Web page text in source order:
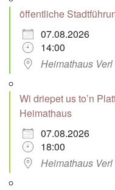
öffentliche
07.08.2026
14:00
Heimathaus Verl
Wi driepet us to’n
Heimathaus
07.08.2026
18:00
Heimathaus Verl